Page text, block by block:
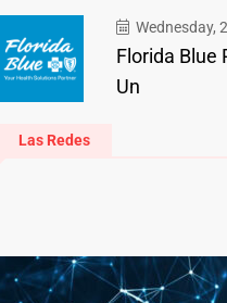
Wednesday,
Florida Blue
Un
Las Redes